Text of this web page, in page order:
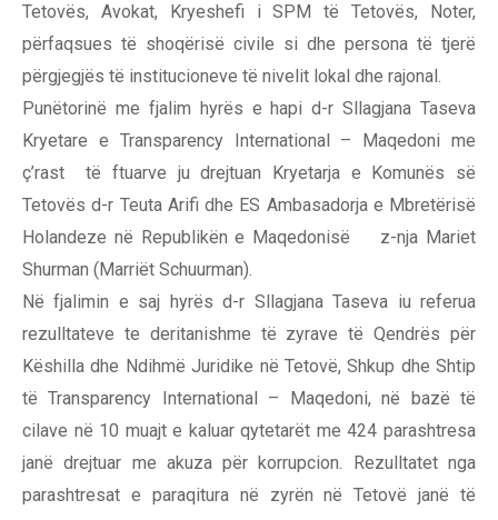
Tetovës, Avokat, Kryeshefi i SPM të Tetovës, Noter,
përfaqsues të shoqërisë civile si dhe persona të tjerë
përgjegjës të institucioneve të nivelit lokal dhe rajonal.
Punëtorinë me fjalim hyrës e hapi d-r Sllagjana Taseva
Kryetare e Transparency International – Maqedoni me
ç’rast të ftuarve ju drejtuan Kryetarja e Komunës së
Tetovës d-r Teuta Arifi dhe ES Ambasadorja e Mbretërisë
Holandeze në Republikën e Maqedonisë z-nja Mariet
Shurman (Marriët Schuurman).
Në fjalimin e saj hyrës d-r Sllagjana Taseva iu referua
rezulltateve te deritanishme të zyrave të Qendrës për
Këshilla dhe Ndihmë Juridike në Tetovë, Shkup dhe Shtip
të Transparency International – Maqedoni, në bazë të
cilave në 10 muajt e kaluar qytetarët me 424 parashtresa
janë drejtuar me akuza për korrupcion. Rezulltatet nga
parashtresat e paraqitura në zyrën në Tetovë janë të